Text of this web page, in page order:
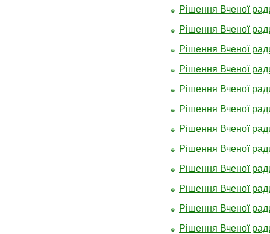
Рішення Вченої
Рішення Вченої
Рішення Вченої
Рішення Вченої
Рішення Вченої
Рішення Вченої
Рішення Вченої
Рішення Вченої
Рішення Вченої
Рішення Вченої
Рішення Вченої
Рішення Вченої